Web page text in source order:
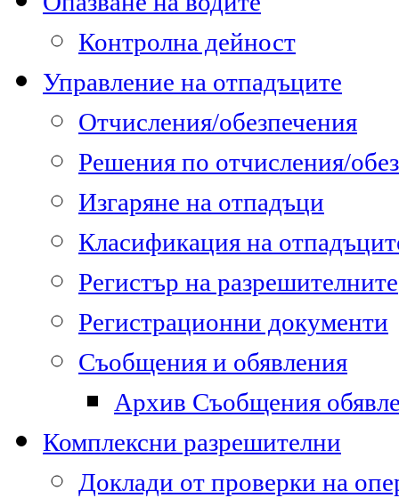
Контролна дейност
Управление на отпадъците
Отчисления/обезпечения
Решения по отчисления/
Изгаряне на отпадъци
Класификация на
Регистър на разрешителните
Регистрационни документи
Съобщения и обявления
Архив Съобщения
Комплексни разрешителни
Доклади от проверки на